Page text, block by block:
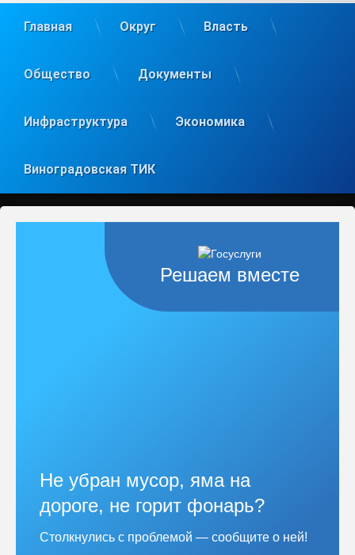
Главная Округ Власть
Общество Документы
Инфраструктура Экономика
Виноградовская ТИК
Решаем вместе
Не убран мусор, яма на
дороге, не горит фонарь?
Столкнулись с проблемой — сообщите о ней!